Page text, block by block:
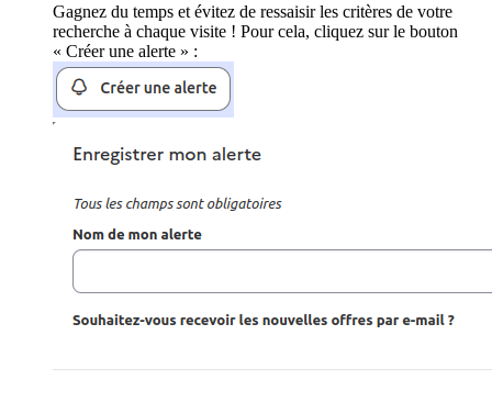
Gagnez du temps et évitez de ressaisir les critères de votre
recherche à chaque visite ! Pour cela, cliquez sur le bouton
« Créer une alerte » :